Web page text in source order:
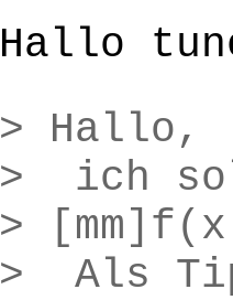
Hallo
> Hallo,
> ich
>
> Als